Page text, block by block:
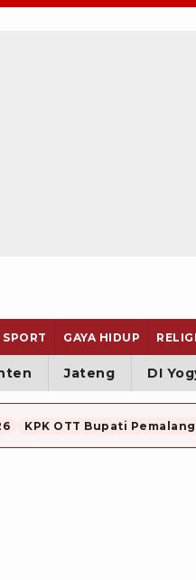
SPORT GAYA HIDUP RELIGI
Jateng DI
KPK OTT Bupati Pemalang